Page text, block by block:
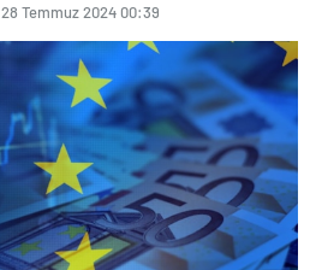
28 Temmuz 2024 00:39